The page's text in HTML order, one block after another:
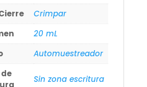
Crimpar
20 mL
Automuestreador
de
Sin zona escritura